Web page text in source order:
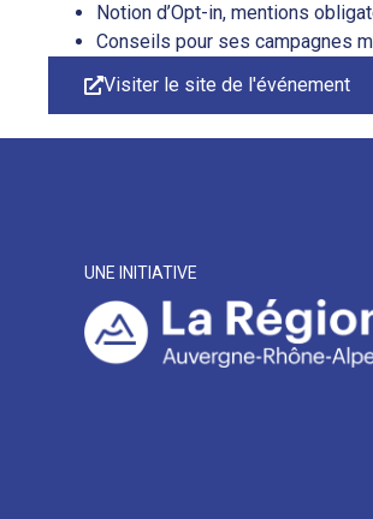
Notion d’Opt-in, mentions
Conseils pour ses campagnes
Visiter le site de l'événement
UNE INITIATIVE